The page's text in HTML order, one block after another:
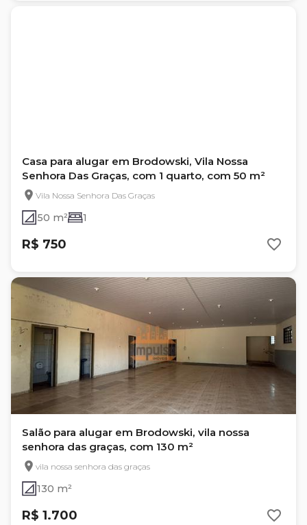
Casa para alugar em Brodowski, Vila Nossa
Senhora Das Graças, com 1 quarto, com 50 m²
Vila Nossa Senhora Das Graças
50 m² 1
R$ 750
Salão para alugar em Brodowski, vila nossa
senhora das graças, com 130 m²
vila nossa senhora das graças
130 m²
R$ 1.700